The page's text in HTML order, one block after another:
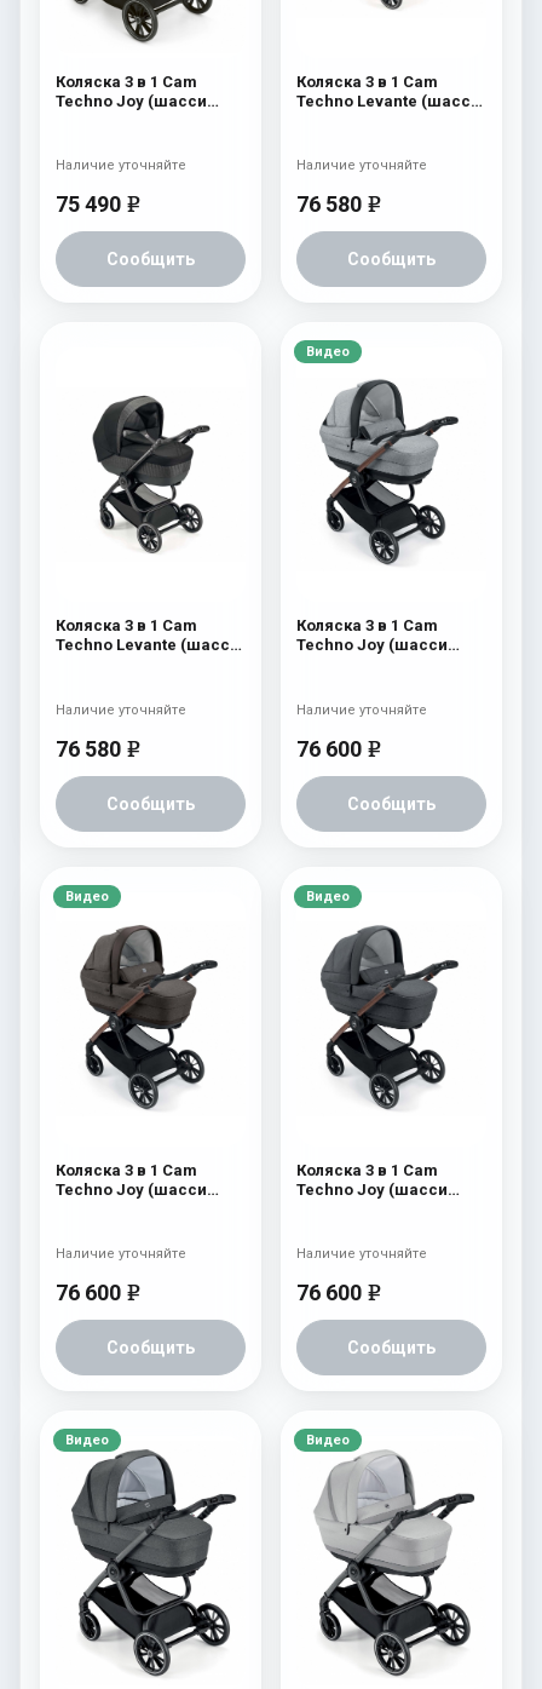
Коляска 3 в 1 Cam
Techno Joy (шасси
75 490 e
Сообщить
Наличие уточняйте
Коляска 3 в 1 Cam
Techno Levante (шасси
76 580 e
Сообщить
Наличие уточняйте
Коляска 3 в 1 Cam
Techno Levante (шасси
76 580 e
Сообщить
Наличие уточняйте
Видео
Коляска 3 в 1 Cam
Techno Joy (шасси
76 600 e
Сообщить
Наличие уточняйте
Видео
Коляска 3 в 1 Cam
Techno Joy (шасси
76 600 e
Сообщить
Наличие уточняйте
Видео
Коляска 3 в 1 Cam
Techno Joy (шасси
76 600 e
Сообщить
Наличие уточняйте
Видео Видео